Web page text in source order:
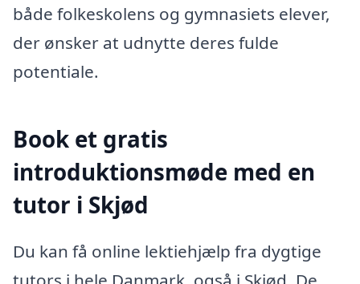
både folkeskolens og gymnasiets elever,
der ønsker at udnytte deres fulde
potentiale.
Book et gratis
introduktionsmøde med en
tutor i Skjød
Du kan få online lektiehjælp fra dygtige